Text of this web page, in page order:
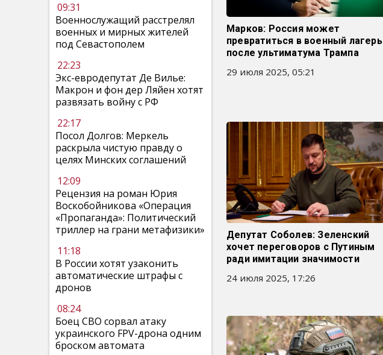
09:31
Военнослужащий расстрелял
военных и мирных жителей
под Севастополем
22:23
Экс-евродепутат Де Вилье:
Макрон и фон дер Ляйен хотят
развязать войну с РФ
22:17
Посол Долгов: Меркель
раскрыла чистую правду о
целях Минских соглашений
12:09
Рецензия на роман Юрия
Воскобойникова «Операция
«Пропаганда»: Политический
триллер на грани метафизики»
11:18
В России хотят узаконить
автоматические штрафы с
дронов
08:24
Боец СВО сорвал атаку
украинского FPV-дрона одним
броском автомата
Марков: Россия может
превратиться в военный лагерь
после ультиматума Трампа
29 июля 2025, 05:21
Депутат Соболев: Зеленский
хочет переговоров с Путиным
ради имитации значимости
24 июля 2025, 17:26